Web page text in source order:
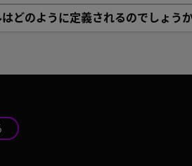
どのように定義されるのでしょう